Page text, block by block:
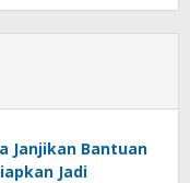
Janjikan Bantuan
Jadi